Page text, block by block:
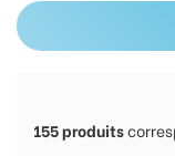
155produits